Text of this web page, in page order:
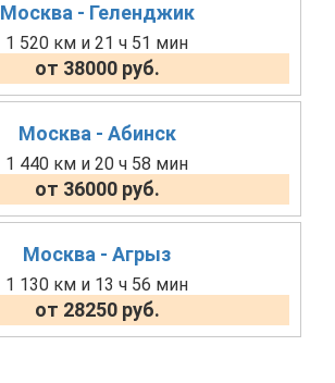
Москва - Геленджик
1 520 км и 21 ч 51 мин
от 38000 руб.
Москва - Абинск
1 440 км и 20 ч 58 мин
от 36000 руб.
Москва - Агрыз
1 130 км и 13 ч 56 мин
от 28250 руб.